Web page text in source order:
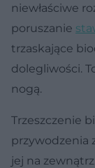
niewłaściwe
poruszanie
trzaskające
dolegliwości.
nogą.
Trzeszczenie
przywodzenia
jej na